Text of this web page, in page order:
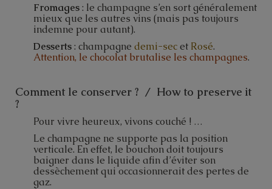
Fromages: le champagne s’en sort généralement
mieux que les autres vins (mais pas toujours
indemne pour autant).
Desserts: champagne demi-secet Rosé.
Attention, le chocolat brutalise les champagnes.
Comment le conserver ? / How to preserve it
?
Pour vivre heureux, vivons couché ! …
Le champagne ne supporte pas la position
verticale. En effet, le bouchon doit toujours
baigner dans le liquide afin d’éviter son
dessèchement qui occasionnerait des pertes de
gaz.